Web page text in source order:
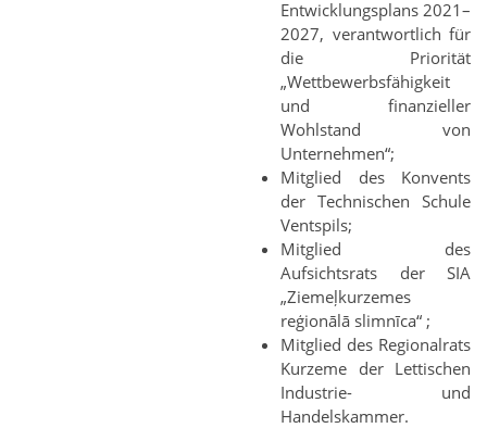
Entwicklungsplans 2021–
2027, verantwortlich für
die Priorität
„Wettbewerbsfähigkeit
und finanzieller
Wohlstand von
Unternehmen“;
Mitglied des Konvents
der Technischen Schule
Ventspils;
Mitglied des
Aufsichtsrats der SIA
„Ziemeļkurzemes
reģionālā slimnīca“ ;
Mitglied des Regionalrats
Kurzeme der Lettischen
Industrie- und
Handelskammer.